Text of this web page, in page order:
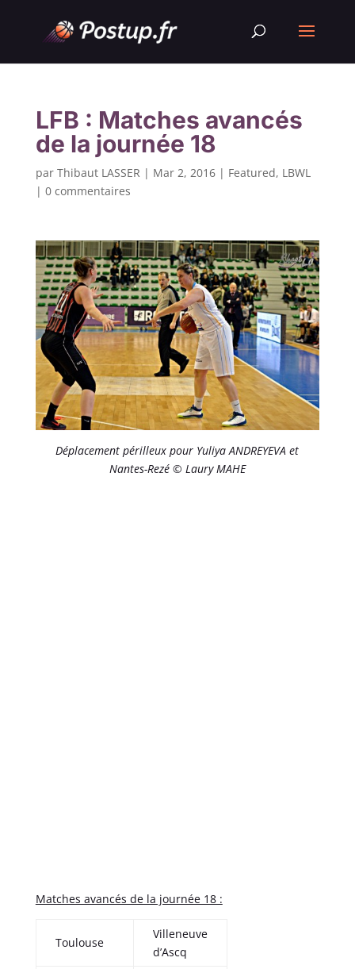
LFB : Matches avancés
de la journée 18
par Thibaut LASSER | Mar 2, 2016| Featured, LBWL
| 0 commentaires
Déplacement périlleux pour Yuliya ANDREYEVA et
Nantes-Rezé © Laury MAHE
Matches avancés de la journée 18 :
Toulouse
Villeneuve
d’Ascq